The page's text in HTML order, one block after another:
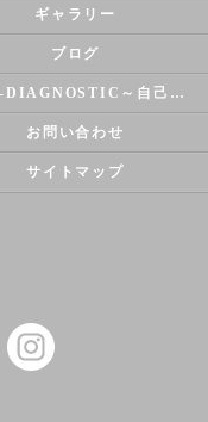
ギャラリー
ブログ
SELF-DIAGNOSTIC～自己診断～
お問い合わせ
サイトマップ